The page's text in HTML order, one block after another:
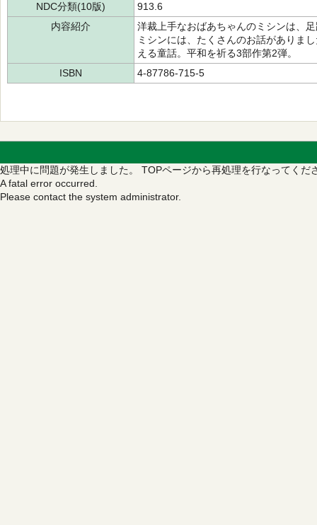
NDC分類(10版)
913.6
内容紹介
洋裁上手なおばあちゃんのミシンは、
ミシンには、たくさんのお話がありま
える童話。平和を祈る3部作第2弾。
ISBN
4-87786-715-5
処理中に問題が発生しました。 TOPページから再処理を行なってくだ
A fatal error occurred.
Please contact the system administrator.